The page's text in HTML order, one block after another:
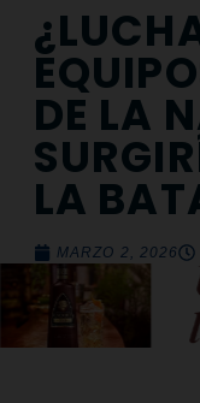
DE LA
LA
MARZO 2, 2026